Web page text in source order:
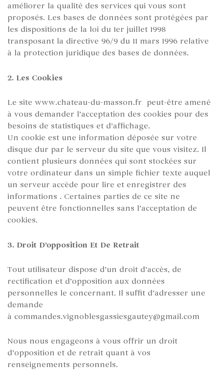
améliorer la qualité des services qui vous sont
proposés. Les bases de données sont protégées par
les dispositions de la loi du 1er juillet 1998
transposant la directive 96/9 du 11 mars 1996 relative
à la protection juridique des bases de données.
2. Les Cookies
Le site www.chateau-du-masson.fr peut-être amené
à vous demander l’acceptation des cookies pour des
besoins de statistiques et d’affichage.
Un cookie est une information déposée sur votre
disque dur par le serveur du site que vous visitez. Il
contient plusieurs données qui sont stockées sur
votre ordinateur dans un simple fichier texte auquel
un serveur accède pour lire et enregistrer des
informations . Certaines parties de ce site ne
peuvent être fonctionnelles sans l’acceptation de
cookies.
3. Droit D’opposition Et De Retrait
Tout utilisateur dispose d’un droit d’accès, de
rectification et d’opposition aux données
personnelles le concernant. Il suffit d’adresser une
demande
à commandes.vignoblesgassiesgautey@gmail.com
Nous nous engageons à vous offrir un droit
d’opposition et de retrait quant à vos
renseignements personnels.